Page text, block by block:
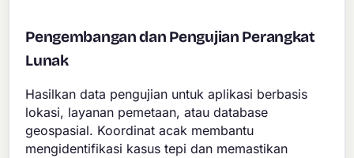
Pengembangan dan Pengujian Perangkat
Lunak
Hasilkan data pengujian untuk aplikasi berbasis
lokasi, layanan pemetaan, atau database
geospasial. Koordinat acak membantu
mengidentifikasi kasus tepi dan memastikan